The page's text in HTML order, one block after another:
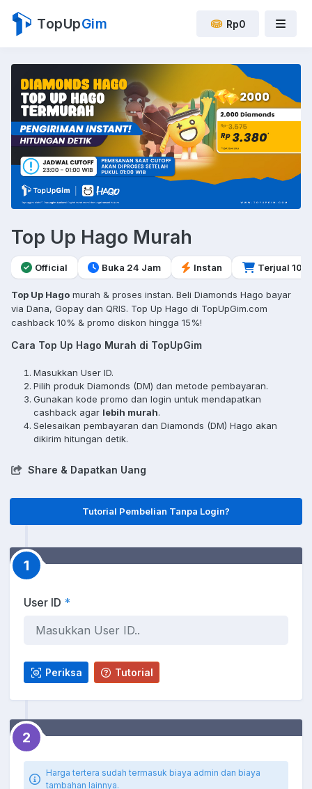
TopUpGim Rp0
Top Up Hago Murah
Official Buka 24 Jam Instan Terjual
Top Up Hago murah & proses instan. Beli Diamonds Hago bayar
via Dana, Gopay dan QRIS. Top Up Hago di TopUpGim.com
cashback 10% & promo diskon hingga 15%!
Cara Top Up Hago Murah di TopUpGim
Masukkan User ID.
Pilih produk Diamonds (DM) dan metode pembayaran.
Gunakan kode promo dan login untuk mendapatkan
cashback agar lebih murah.
Selesaikan pembayaran dan Diamonds (DM) Hago akan
dikirim hitungan detik.
Share & Dapatkan Uang
Tutorial Pembelian Tanpa Login?
1
User ID *
Periksa Tutorial
2
Harga tertera sudah termasuk biaya admin dan biaya
tambahan lainnya.